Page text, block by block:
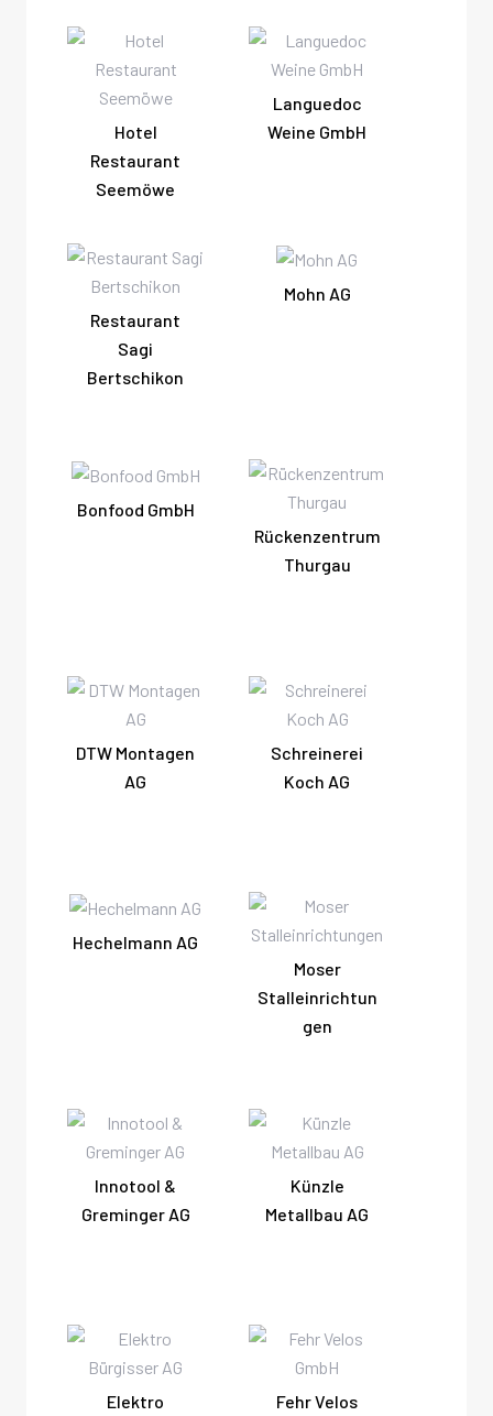
Hotel
Restaurant
Seemöwe
Languedoc
Weine GmbH
Restaurant
Sagi
Bertschikon
Mohn AG
Bonfood GmbH
Rückenzentrum
Thurgau
DTW Montagen
AG
Schreinerei
Koch AG
Hechelmann AG
Moser
Stalleinrichtun
gen
Innotool &
Greminger AG
Künzle
Metallbau AG
Elektro Fehr Velos